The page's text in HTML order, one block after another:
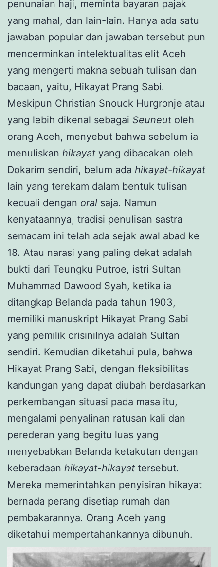
penunaian haji, meminta bayaran pajak
yang mahal, dan lain-lain. Hanya ada satu
jawaban popular dan jawaban tersebut pun
mencerminkan intelektualitas elit Aceh
yang mengerti makna sebuah tulisan dan
bacaan, yaitu, Hikayat Prang Sabi.
Meskipun Christian Snouck Hurgronje atau
yang lebih dikenal sebagai Seuneut oleh
orang Aceh, menyebut bahwa sebelum ia
menuliskan hikayat yang dibacakan oleh
Dokarim sendiri, belum ada hikayat-hikayat
lain yang terekam dalam bentuk tulisan
kecuali dengan oral saja. Namun
kenyataannya, tradisi penulisan sastra
semacam ini telah ada sejak awal abad ke
18. Atau narasi yang paling dekat adalah
bukti dari Teungku Putroe, istri Sultan
Muhammad Dawood Syah, ketika ia
ditangkap Belanda pada tahun 1903,
memiliki manuskript Hikayat Prang Sabi
yang pemilik orisinilnya adalah Sultan
sendiri. Kemudian diketahui pula, bahwa
Hikayat Prang Sabi, dengan fleksibilitas
kandungan yang dapat diubah berdasarkan
perkembangan situasi pada masa itu,
mengalami penyalinan ratusan kali dan
perederan yang begitu luas yang
menyebabkan Belanda ketakutan dengan
keberadaan hikayat-hikayat tersebut.
Mereka memerintahkan penyisiran hikayat
bernada perang disetiap rumah dan
pembakarannya. Orang Aceh yang
diketahui mempertahankannya dibunuh.